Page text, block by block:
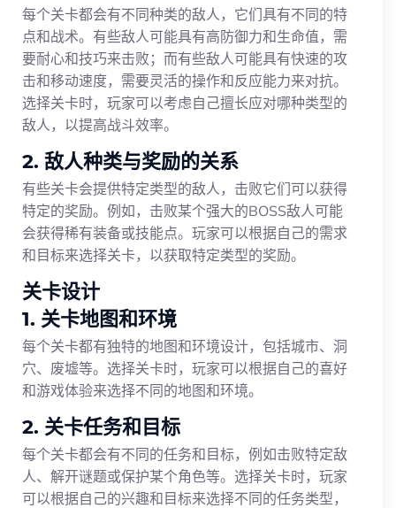
每个关卡都会有不同种类的敌人，它们具有不同的特
点和战术。有些敌人可能具有高防御力和生命值，需
要耐心和技巧来击败；而有些敌人可能具有快速的攻
击和移动速度，需要灵活的操作和反应能力来对抗。
选择关卡时，玩家可以考虑自己擅长应对哪种类型的
敌人，以提高战斗效率。
2. 敌人种类与奖励的关系
有些关卡会提供特定类型的敌人，击败它们可以获得
特定的奖励。例如，击败某个强大的BOSS敌人可能
会获得稀有装备或技能点。玩家可以根据自己的需求
和目标来选择关卡，以获取特定类型的奖励。
关卡设计
1. 关卡地图和环境
每个关卡都有独特的地图和环境设计，包括城市、洞
穴、废墟等。选择关卡时，玩家可以根据自己的喜好
和游戏体验来选择不同的地图和环境。
2. 关卡任务和目标
每个关卡都会有不同的任务和目标，例如击败特定敌
人、解开谜题或保护某个角色等。选择关卡时，玩家
可以根据自己的兴趣和目标来选择不同的任务类型，